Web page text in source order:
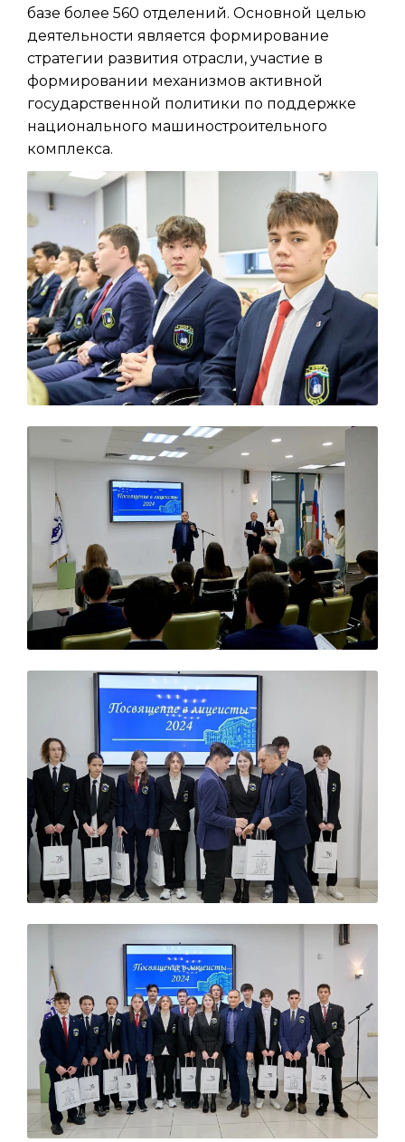
базе более 560 отделений. Основной целью
деятельности является формирование
стратегии развития отрасли, участие в
формировании механизмов активной
государственной политики по поддержке
национального машиностроительного
комплекса.